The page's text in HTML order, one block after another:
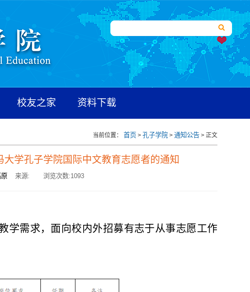
校友之家 资料下载
当前位置： 首页 > 孔子学院 > 通知公告 > 正文
学孔子学院国际中文教育志愿者的通知
来源: 浏览次数:1093
学需求，面向校内外招募有志于从事志愿工作